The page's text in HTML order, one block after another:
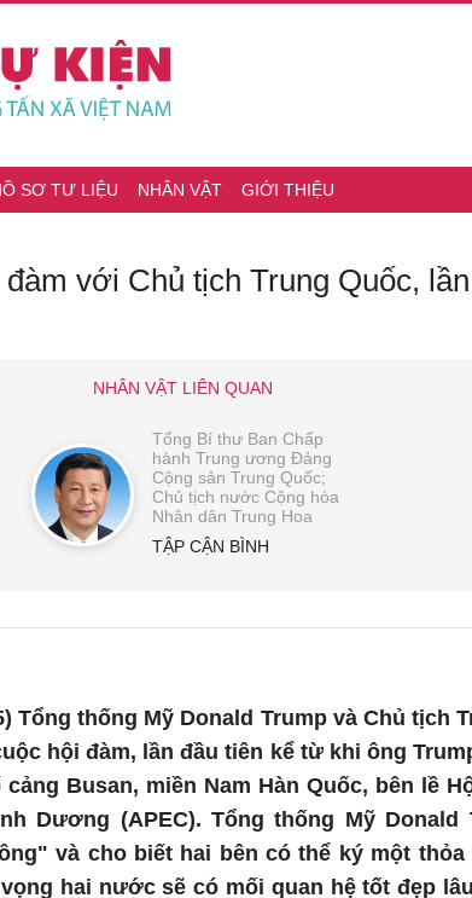
SƠ TƯ LIỆU NHÂN VẬT GIỚI THIỆU
với Chủ tịch Trung Quốc,
NHÂN VẬT LIÊN QUAN
Tổng Bí thư Ban Chấp
hành Trung ương Đảng
Cộng sản Trung Quốc;
Chủ tịch nước Cộng hòa
Nhân dân Trung Hoa
TẬP CẬN BÌNH
Tổng thống Mỹ Donald Trump và Chủ tịch
hội đàm, lần đầu tiên kể từ khi ông
Busan, miền Nam Hàn Quốc, bên lề
Dương (APEC). Tổng thống Mỹ
và cho biết hai bên có thể ký một
hai nước sẽ có mối quan hệ tốt đẹp